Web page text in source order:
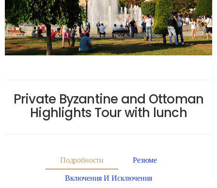
Private Byzantine and Ottoman
Highlights Tour with lunch
Подробности
Резюме
Включения И Исключения